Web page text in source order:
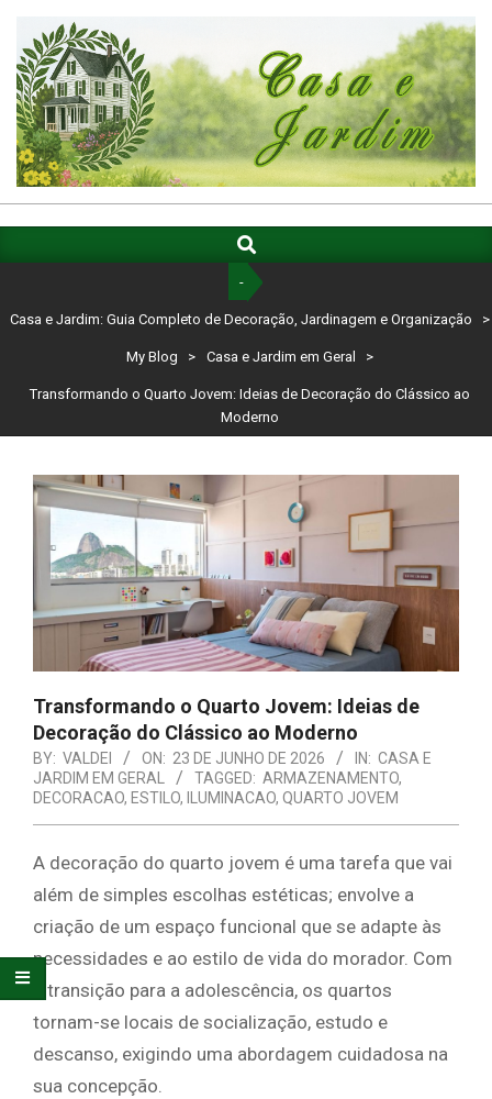
content
CASA
E
GUIA
COMPLETO
DE
DECORAÇÃO,
JARDINAGEM
E
ORGANIZAÇÃO
Navigation
Search
-
Casa e Jardim: Guia Completo de Decoração, Jardinagem e Organização >
My Blog > Casa e Jardim em Geral >
Transformando o Quarto Jovem: Ideias de Decoração do Clássico ao
Moderno
Transformando o Quarto Jovem: Ideias de
Decoração do Clássico ao Moderno
BY: VALDEI ON: 23 DE JUNHO DE 2026 IN: CASA E
JARDIM EM GERAL
TAGGED: ARMAZENAMENTO,
DECORACAO, ESTILO, ILUMINACAO, QUARTO JOVEM
A decoração do quarto jovem é uma tarefa que vai
além de simples escolhas estéticas; envolve a
criação de um espaço funcional que se adapte às
necessidades e ao estilo de vida do morador. Com
a transição para a adolescência, os quartos
tornam-se locais de socialização, estudo e
descanso, exigindo uma abordagem cuidadosa na
sua concepção.